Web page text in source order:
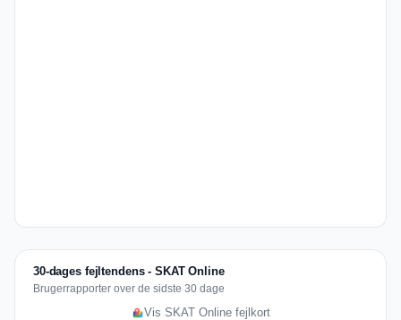
30-dages fejltendens - SKAT Online
Brugerrapporter over de sidste 30 dage
Vis SKAT Online fejlkort